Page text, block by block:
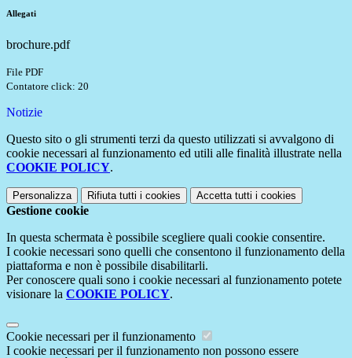
Allegati
brochure.pdf
File PDF
Contatore click: 20
Notizie
Questo sito o gli strumenti terzi da questo utilizzati si avvalgono di
cookie necessari al funzionamento ed utili alle finalità illustrate nella
COOKIE POLICY.
Personalizza Rifiuta tutti i cookies Accetta tutti i cookies
Gestione cookie
In questa schermata è possibile scegliere quali cookie consentire.
I cookie necessari sono quelli che consentono il funzionamento della
piattaforma e non è possibile disabilitarli.
Per conoscere quali sono i cookie necessari al funzionamento potete
visionare la COOKIE POLICY.
Cookie necessari per il funzionamento
I cookie necessari per il funzionamento non possono essere